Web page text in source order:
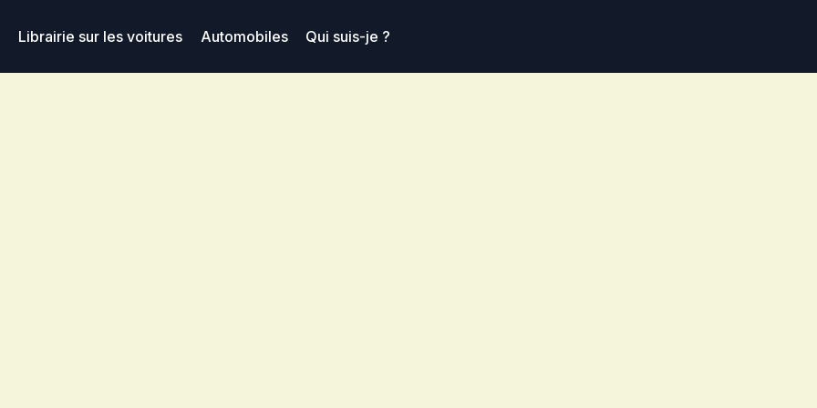
Librairie sur les voitures Automobiles Qui suis-je ?